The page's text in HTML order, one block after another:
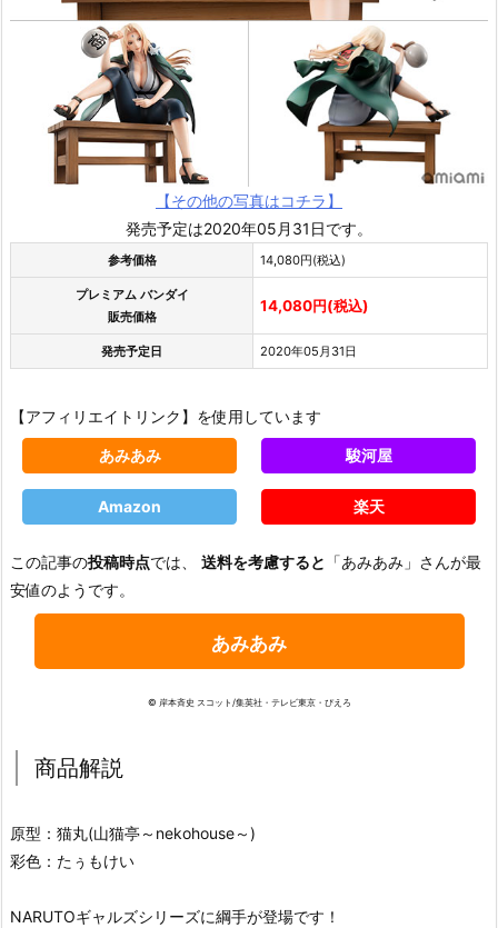
【その他の写真はコチラ】
発売予定は2020年05月31日です。
参考価格 14,080円(税込)
プレミアム バンダイ
販売価格
14,080円(税込)
発売予定日 2020年05月31日
【アフィリエイトリンク】を使用しています
あみあみ 駿河屋
Amazon 楽天
この記事の投稿時点では、 送料を考慮すると 「あみあみ」さんが最
安値のようです。
あみあみ
© 岸本斉史 スコット/集英社・テレビ東京・ぴえろ
商品解説
原型：猫丸(山猫亭～nekohouse～)
彩色：たぅもけい
NARUTOギャルズシリーズに綱手が登場です！